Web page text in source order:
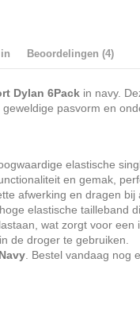
Beoordelingen (4)
Dylan 6Packin navy.
pasvorm en
elastische
en gemak,
afwerking en dragen
elastische tailleband
wat zorgt voor
de droger te gebruiken.
. Bestel vandaag nog